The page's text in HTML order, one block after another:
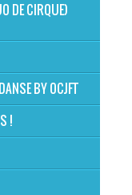
DE CIRQUE)
BY OCJFT
!